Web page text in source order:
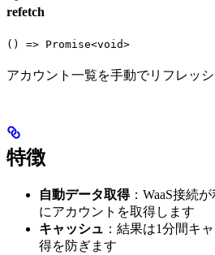
refetch
() => Promise<void>
アカウント一覧を手動でリフレッシ
特徴
自動データ取得：WaaS接続
にアカウントを取得します
キャッシュ ：結果は1分間キ
得を防ぎます